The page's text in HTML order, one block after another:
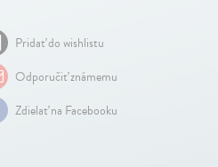
Pridať do wishlistu
Odporučiť známemu
Zdielať na Facebooku